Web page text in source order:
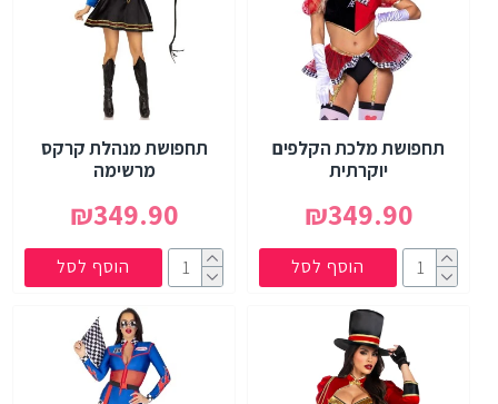
תחפושת מלכת הקלפים
יוקרתית
₪349.90
הוסף לסל
תחפושת מנהלת קרקס
מרשימה
₪349.90
הוסף לסל